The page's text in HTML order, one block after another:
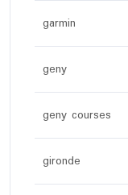
garmin
geny
geny courses
gironde